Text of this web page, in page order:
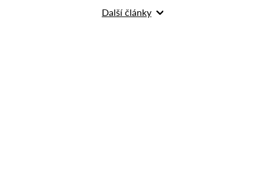
Další články